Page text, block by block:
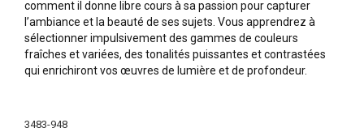
comment il donne libre cours à sa passion pour capturer
l’ambiance et la beauté de ses sujets. Vous apprendrez à
sélectionner impulsivement des gammes de couleurs
fraîches et variées, des tonalités puissantes et contrastées
qui enrichiront vos œuvres de lumière et de profondeur.
Information
3483-948